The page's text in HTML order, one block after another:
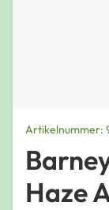
Artikelnummer:
Haze